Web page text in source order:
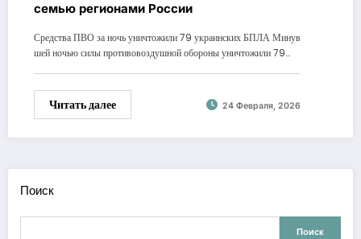
семью регионами России
Средства ПВО за ночь уничтожили 79 украинских БПЛА Минув
шей ночью силы противовоздушной обороны уничтожили 79…
Читать далее 24 Февраля, 2026
Поиск
Поиск